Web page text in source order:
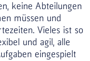
keine Abteilungen
müssen und
Vieles ist so
und agil, alle
eingespielt